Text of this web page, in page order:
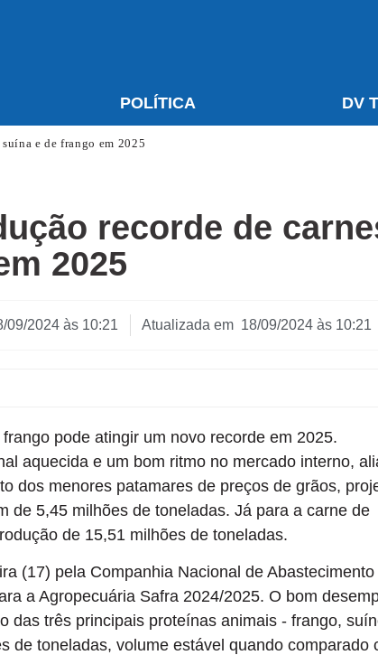
POLÍTICA DV
e de frango em 2025
recorde de
2025
09/2024 às 10:21 Atualizada em 18/09/2024 às 10:21
pode atingir um novo recorde em 2025.
aquecida e um bom ritmo no mercado interno,
dos menores patamares de preços de grãos,
de 5,45 milhões de toneladas. Já para a carne de
de 15,51 milhões de toneladas.
(17) pela Companhia Nacional de Abastecimento
a Agropecuária Safra 2024/2025. O bom
das três principais proteínas animais - frango,
de toneladas, volume estável quando comparado